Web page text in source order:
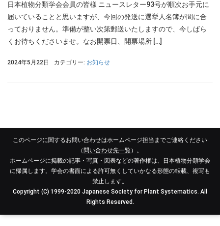
日本植物分類学会会員の皆様 ニュースレター93号が順次お手元に
届いていることと思いますが、今回の発送に選挙人名簿が間に合
っておりません。準備が整い次第郵送いたしますので、今しばら
くお待ちくださいませ。なお開票日、開票場所 […]
2024年5月22日 カテゴリー: お知らせ
このページに関するお問い合わせはホームページ担当までご連絡ください
（ 問い合わせ先一覧）。
ホームページに掲載の記事・写真・図表などの著作権は、日本植物分類学会
に帰属します。学会の書面による許可無くしていかなる形態の転載、複写も
禁止します。
Copyright (C) 1999-2020 Japanese Society for Plant Systematics. All
Rights Reserved.